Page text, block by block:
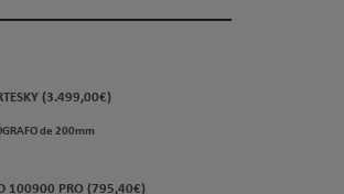
(3.499,00€)
de 200mm
100900 PRO (795,40€)